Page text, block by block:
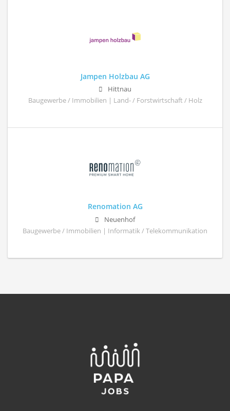
Jampen Holzbau AG
Hittnau
Baugewerbe / Immobilien | Land- / Forstwirtschaft / Holz
Renomation AG
Neuenhof
Baugewerbe / Immobilien | Informatik / Telekommunikation